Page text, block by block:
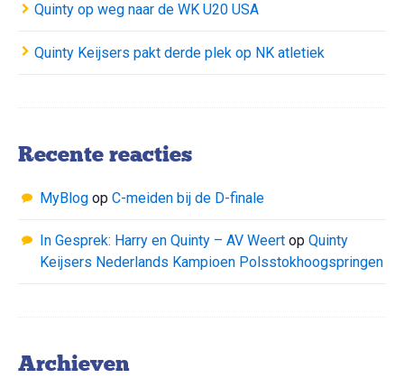
Quinty op weg naar de WK U20 USA
Quinty Keijsers pakt derde plek op NK atletiek
Recente reacties
MyBlog op C-meiden bij de D-finale
In Gesprek: Harry en Quinty – AV Weert op Quinty
Keijsers Nederlands Kampioen Polsstokhoogspringen
Archieven